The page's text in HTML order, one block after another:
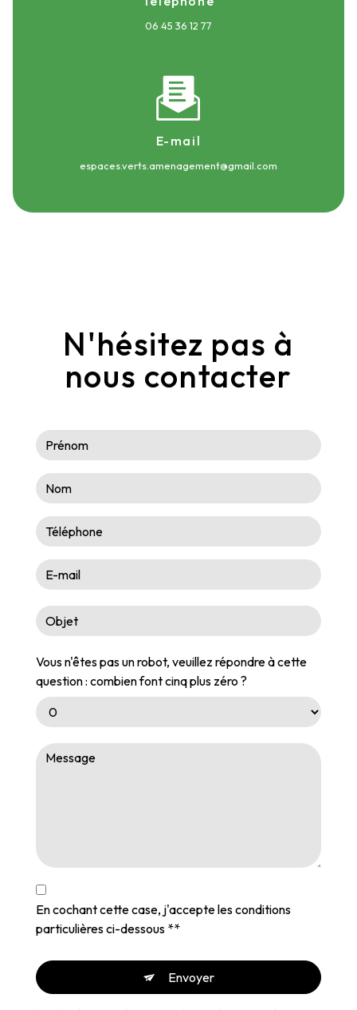
06 45 36 12 77
E-mail
espaces.verts.amenagement@gmail.com
N'hésitez pas à
nous contacter
Vous n'êtes pas un robot, veuillez répondre à cette
question : combien font cinq plus zéro ?
En cochant cette case, j'accepte les conditions
particulières ci-dessous **
Envoyer